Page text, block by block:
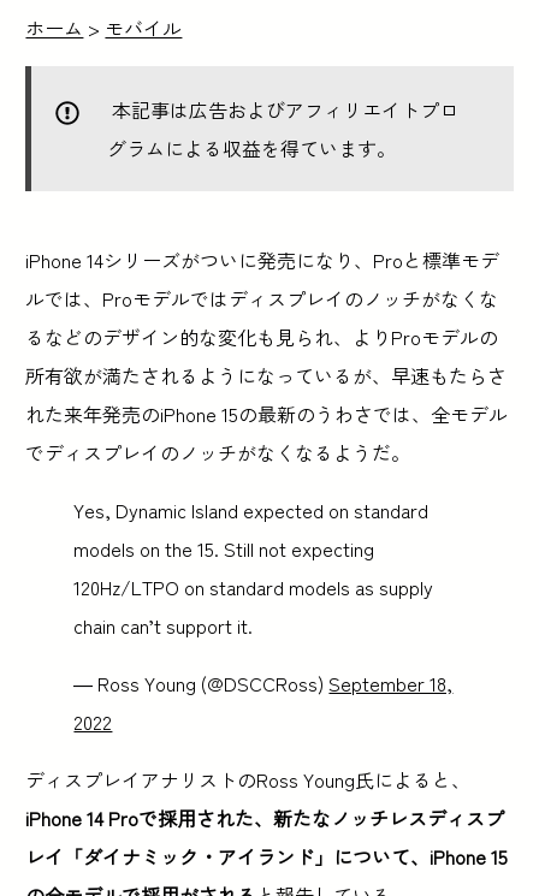
ホーム > モバイル
本記事は広告およびアフィリエイトプロ
グラムによる収益を得ています。
iPhone 14シリーズがついに発売になり、Proと標準モデ
ルでは、Proモデルではディスプレイのノッチがなくな
るなどのデザイン的な変化も見られ、よりProモデルの
所有欲が満たされるようになっているが、早速もたらさ
れた来年発売のiPhone 15の最新のうわさでは、全モデル
でディスプレイのノッチがなくなるようだ。
Yes, Dynamic Island expected on standard
models on the 15. Still not expecting
120Hz/LTPO on standard models as supply
chain can’t support it.
— Ross Young (@DSCCRoss)September 18,
2022
ディスプレイアナリストのRoss Young氏によると、
iPhone 14 Proで採用された、新たなノッチレスディスプ
レイ「ダイナミック・アイランド」について、iPhone 15